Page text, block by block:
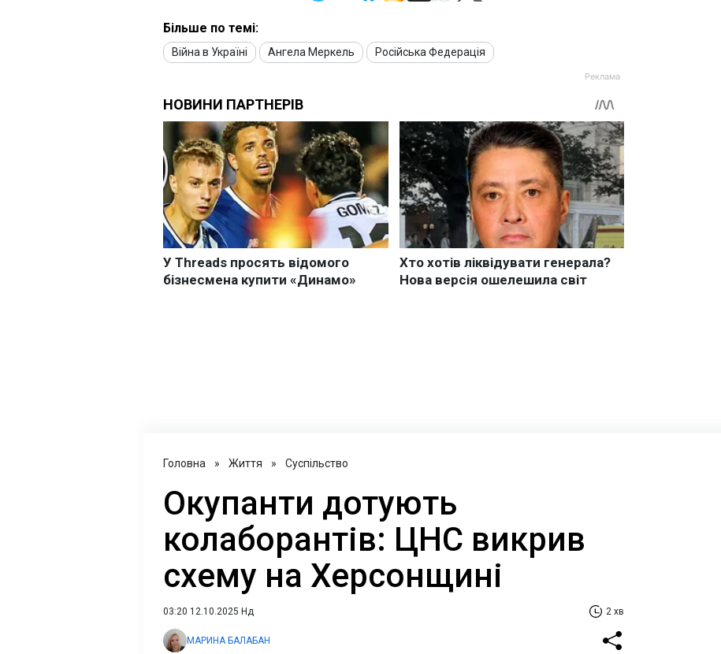
Більше по темі:
Війна в Україні Ангела Меркель Російська Федерація
Головна » Життя » Суспільство
Окупанти дотують
колаборантів: ЦНС викрив
схему на Херсонщині
03:20 12.10.2025 Нд 2 хв
МАРИНА БАЛАБАН